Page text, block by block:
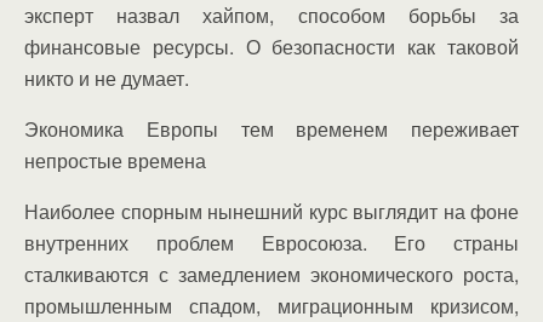
эксперт назвал хайпом, способом борьбы за
финансовые ресурсы. О безопасности как таковой
никто и не думает.
Экономика Европы тем временем переживает
непростые времена
Наиболее спорным нынешний курс выглядит на фоне
внутренних проблем Евросоюза. Его страны
сталкиваются с замедлением экономического роста,
промышленным спадом, миграционным кризисом,